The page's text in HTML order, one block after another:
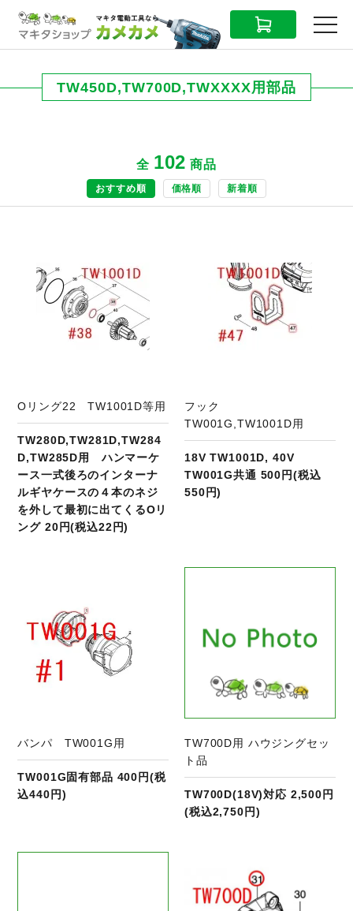
CART MENU
TW450D,TW700D,TWXXXX用部品
全 102 商品
おすすめ順 価格順 新着順
Oリング22 TW1001D等用
TW280D,TW281D,TW284
D,TW285D用 ハンマーケ
ース一式後ろのインターナ
ルギヤケースの４本のネジ
を外して最初に出てくるOリ
ング 20円(税込22円)
フック
TW001G,TW1001D用
18V TW1001D, 40V
TW001G共通 500円(税込
550円)
バンパ TW001G用
TW001G固有部品 400円(税
込440円)
TW700D用 ハウジングセッ
ト品
TW700D(18V)対応 2,500円
(税込2,750円)